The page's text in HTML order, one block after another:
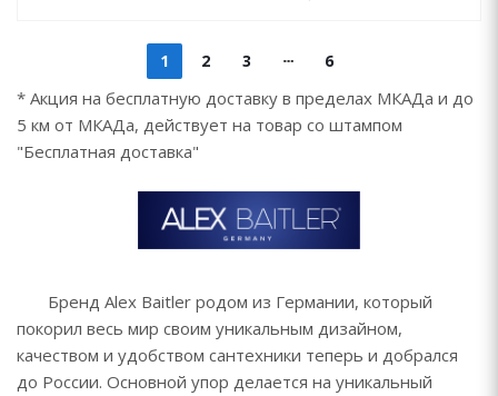
1 2 3 6
* Акция на бесплатную доставку в пределах МКАДа и до
5 км от МКАДа, действует на товар со штампом
"Бесплатная доставка"
Бренд Alex Baitler родом из Германии, который
покорил весь мир своим уникальным дизайном,
качеством и удобством сантехники теперь и добрался
до России. Основной упор делается на уникальный